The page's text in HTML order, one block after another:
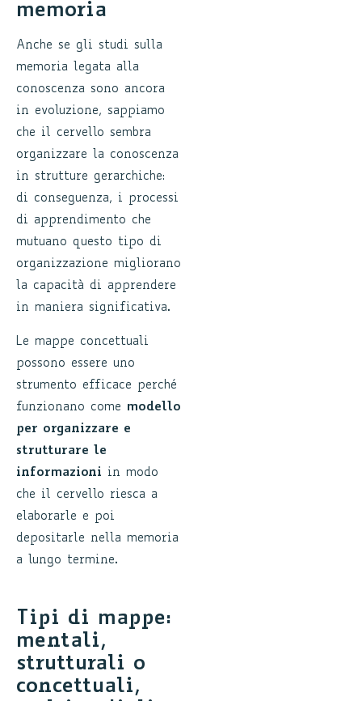
memoria
Anche se gli studi sulla
memoria legata alla
conoscenza sono ancora
in evoluzione, sappiamo
che il cervello sembra
organizzare la conoscenza
in strutture gerarchiche:
di conseguenza, i processi
di apprendimento che
mutuano questo tipo di
organizzazione migliorano
la capacità di apprendere
in maniera significativa.
Le mappe concettuali
possono essere uno
strumento efficace perché
funzionano come modello
per organizzare e
strutturare le
informazioni in modo
che il cervello riesca a
elaborarle e poi
depositarle nella memoria
a lungo termine.
Tipi di mappe:
mentali,
strutturali o
concettuali,